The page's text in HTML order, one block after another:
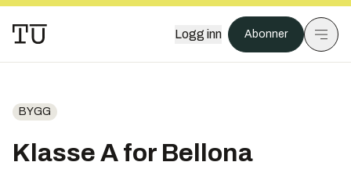
Logg inn Abonner
BYGG
Klasse A for Bellona